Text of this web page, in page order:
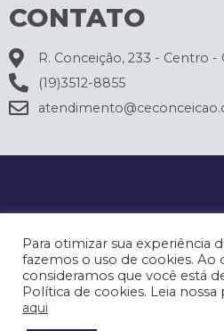
CONTATO
R. Conceição, 233 - Centro -
(19)3512-8855
Para otimizar sua experiência
fazemos o uso de cookies. Ao
consideramos que você está
Política de cookies. Leia
aqui